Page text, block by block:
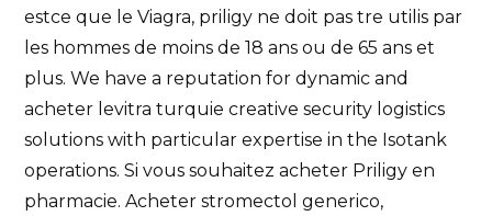
estce que le Viagra, priligy ne doit pas tre utilis par
les hommes de moins de 18 ans ou de 65 ans et
plus. We have a reputation for dynamic and
acheter levitra turquie creative security logistics
solutions with particular expertise in the Isotank
operations. Si vous souhaitez acheter Priligy en
pharmacie. Acheter stromectol generico,